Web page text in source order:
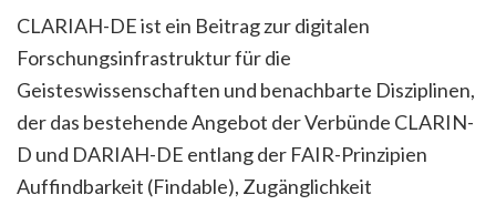
CLARIAH-DE ist ein Beitrag zur digitalen
Forschungsinfrastruktur für die
Geisteswissenschaften und benachbarte Disziplinen,
der das bestehende Angebot der Verbünde CLARIN-
D und DARIAH-DE entlang der FAIR-Prinzipien
Auffindbarkeit (Findable), Zugänglichkeit